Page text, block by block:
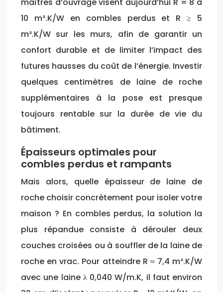
10 m².K/W en combles perdus et R ≥ 5
m².K/W sur les murs, afin de garantir un
confort durable et de limiter l’impact des
futures hausses du coût de l’énergie. Investir
quelques centimètres de laine de roche
supplémentaires à la pose est presque
toujours rentable sur la durée de vie du
bâtiment.
Épaisseurs optimales pour
combles perdus et rampants
Mais alors, quelle épaisseur de laine de
roche choisir concrètement pour isoler votre
maison ? En combles perdus, la solution la
plus répandue consiste à dérouler deux
couches croisées ou à souffler de la laine de
roche en vrac. Pour atteindre R ≈ 7,4 m².K/W
avec une laine λ 0,040 W/m.K, il faut environ